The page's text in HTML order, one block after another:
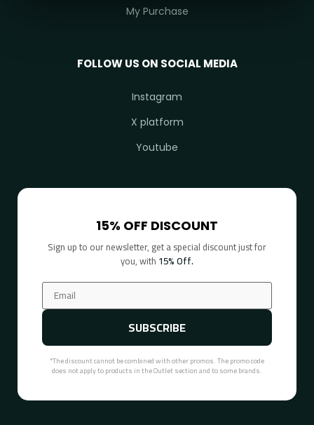
My Purchase
FOLLOW US ON SOCIAL MEDIA
Instagram
X platform
Youtube
15% OFF DISCOUNT
Sign up to our newsletter, get a special discount just for
you, with 15% Off.
SUBSCRIBE
*The discount cannot be combined with other promos. The promo code
does not apply to products in the Outlet section and to some brands.